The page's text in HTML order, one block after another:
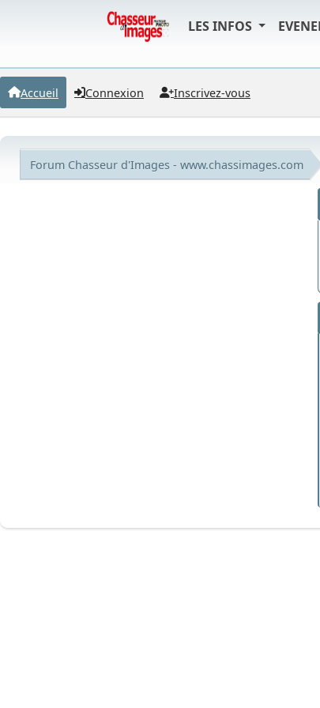
LES INFOS
Accueil Connexion Inscrivez-vous
Forum Chasseur d'Images - www.chassimages.com